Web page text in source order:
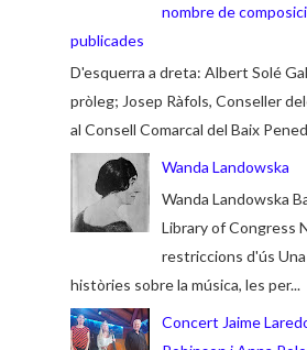
nombre de
publicades
D'esquerra a dreta: Albert Solé
pròleg; Josep Ràfols, Conseller
al Consell Comarcal del Baix
Wanda Landowska
Wanda Landowska
Library of Congress
restriccions d'ús Una
històries sobre la música, les per...
Concert Jaime